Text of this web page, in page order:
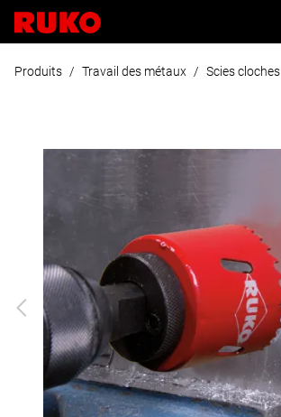
Produits / Travail des métaux / Scies cloches